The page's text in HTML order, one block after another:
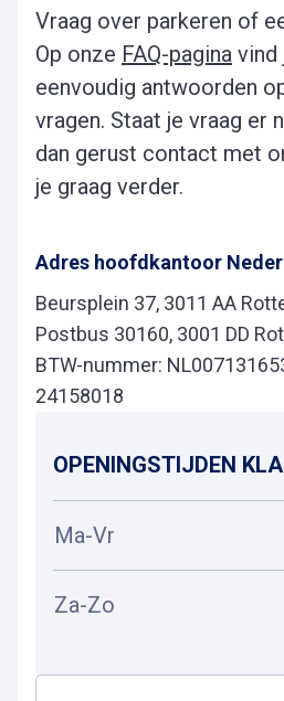
Vraag over parkeren of
Op onze FAQ-pagina vind
eenvoudig antwoorden
vragen. Staat je vraag er
dan gerust contact met
je graag verder.
Adres hoofdkantoor
Beursplein 37, 3011 AA
Postbus 30160, 3001 DD
BTW-nummer:
24158018
OPENINGSTIJDEN
Ma-Vr
Za-Zo